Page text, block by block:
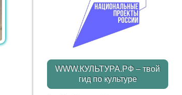
WWW.КУЛЬТУРА.РФ – твой
гид по культуре